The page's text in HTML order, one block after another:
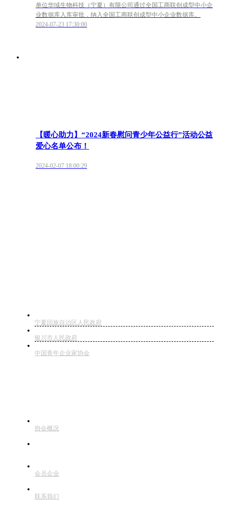
单位华域生物科技（宁夏）有限公司通过全国工商联创成型中小企
业数据库入库审批，纳入全国工商联创成型中小企业数据库。
2024-07-23 17:30:00
【暖心助力】“2024新春慰问青少年公益行”活动公益
爱心名单公布！
2024-02-07 18:00:29
宁夏回族自治区人民政府
银川市人民政府
中国青年企业家协会
协会概况
会员企业
联系我们